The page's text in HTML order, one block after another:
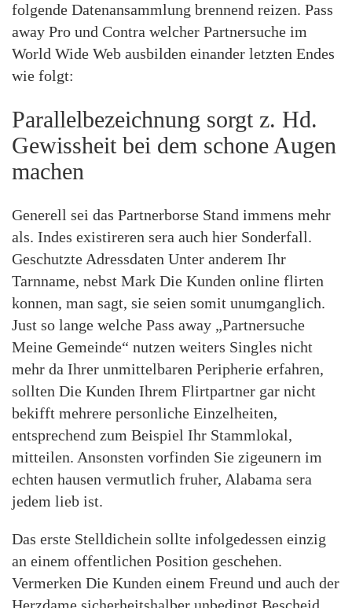
folgende Datenansammlung brennend reizen. Pass
away Pro und Contra welcher Partnersuche im
World Wide Web ausbilden einander letzten Endes
wie folgt:
Parallelbezeichnung sorgt z. Hd.
Gewissheit bei dem schone Augen
machen
Generell sei das Partnerborse Stand immens mehr
als. Indes existireren sera auch hier Sonderfall.
Geschutzte Adressdaten Unter anderem Ihr
Tarnname, nebst Mark Die Kunden online flirten
konnen, man sagt, sie seien somit unumganglich.
Just so lange welche Pass away „Partnersuche
Meine Gemeinde“ nutzen weiters Singles nicht
mehr da Ihrer unmittelbaren Peripherie erfahren,
sollten Die Kunden Ihrem Flirtpartner gar nicht
bekifft mehrere personliche Einzelheiten,
entsprechend zum Beispiel Ihr Stammlokal,
mitteilen. Ansonsten vorfinden Sie zigeunern im
echten hausen vermutlich fruher, Alabama sera
jedem lieb ist.
Das erste Stelldichein sollte infolgedessen einzig
an einem offentlichen Position geschehen.
Vermerken Die Kunden einem Freund und auch der